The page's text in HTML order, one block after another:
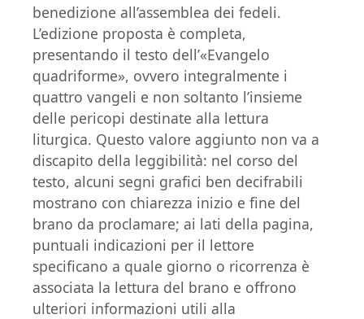
benedizione all’assemblea dei fedeli.
L’edizione proposta è completa,
presentando il testo dell’«Evangelo
quadriforme», ovvero integralmente i
quattro vangeli e non soltanto l’insieme
delle pericopi destinate alla lettura
liturgica. Questo valore aggiunto non va a
discapito della leggibilità: nel corso del
testo, alcuni segni grafici ben decifrabili
mostrano con chiarezza inizio e fine del
brano da proclamare; ai lati della pagina,
puntuali indicazioni per il lettore
specificano a quale giorno o ricorrenza è
associata la lettura del brano e offrono
ulteriori informazioni utili alla